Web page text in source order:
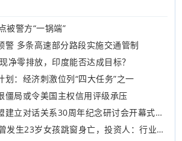
被警方“一锅端”
警 多条高速部分路段实施交通管制
净零排放，印度能否达成目标？
划：经济刺激位列“四大任务”之一
僵局或令美国主权信用评级承压
王毅出席中国—东盟建立对话关系30周年纪念研讨会开幕式，提出五点倡议
货拉拉被罚40万！曾发生23岁女孩跳窗身亡，投资人：行业门槛不高